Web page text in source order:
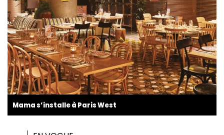
Mama s’installe à Paris West